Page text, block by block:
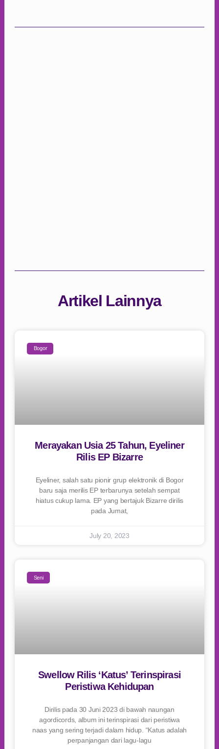
Artikel Lainnya
Bogor
Merayakan Usia 25 Tahun, Eyeliner
Rilis EP Bizarre
Eyeliner, salah satu pionir grup elektronik di Bogor
baru saja merilis EP terbarunya setelah sempat
hiatus cukup lama. EP yang bertajuk Bizarre dirilis
pada Jumat,
July 20, 2023
Seni
Swellow Rilis ‘Katus’ Terinspirasi
Peristiwa Kehidupan
Dirilis pada 30 Juni 2023 di bawah naungan
agordicords, album ini terinspirasi dari peristiwa
naas yang sering terjadi dalam hidup. “Katus adalah
perpanjangan dari lagu-lagu